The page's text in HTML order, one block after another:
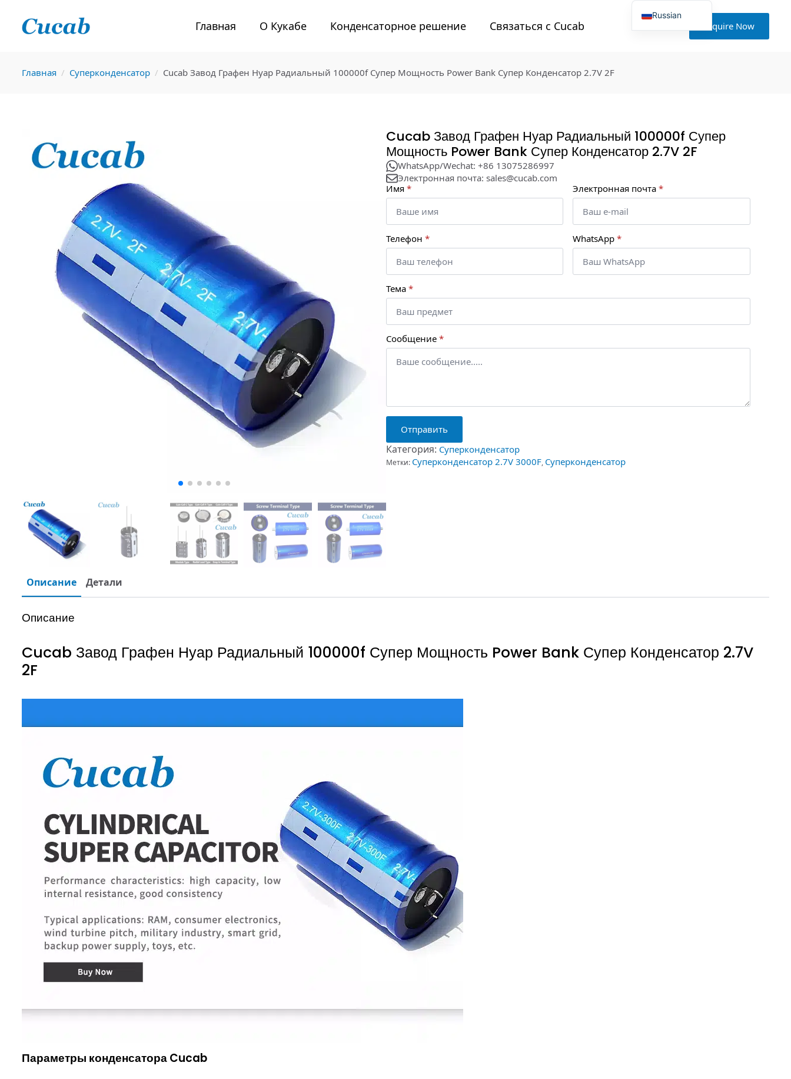
Главная О Кукабе Конденсаторное решение Связаться с Cucab Inquire Now
Главная Суперконденсатор Cucab Завод Графен Нуар Радиальный 100000f Супер Мощность Power Bank Супер Конденсатор 2.7V 2F
Cucab Завод Графен Нуар Радиальный 100000f Супер
Мощность Power Bank Супер Конденсатор 2.7V 2F
WhatsApp/Wechat: +86 13075286997
Электронная почта: sales@cucab.com
Имя * Электронная почта *
Телефон * WhatsApp *
Тема *
Сообщение *
Отправить
Категория: Суперконденсатор
Метки: Суперконденсатор 2.7V 3000F, Суперконденсатор
Описание Детали
Описание
Cucab Завод Графен Нуар Радиальный 100000f Супер Мощность Power Bank Супер Конденсатор 2.7V
2F
Параметры конденсатора Cucab
Russian
English
Japanese
Ukrainian
Italian